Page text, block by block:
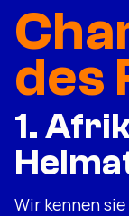
des
1.
Wir kennen